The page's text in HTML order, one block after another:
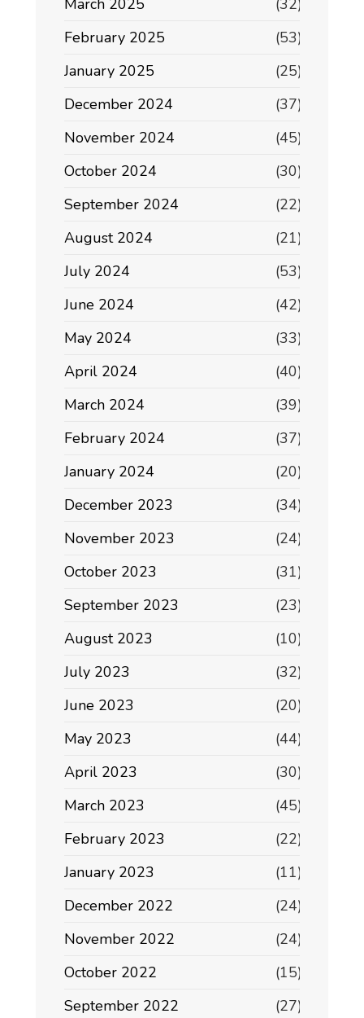
March 2025
(32)
February 2025
(53)
January 2025
(25)
December 2024
(37)
November 2024
(45)
October 2024
(30)
September 2024
(22)
August 2024
(21)
July 2024
(53)
June 2024
(42)
May 2024
(33)
April 2024
(40)
March 2024
(39)
February 2024
(37)
January 2024
(20)
December 2023
(34)
November 2023
(24)
October 2023
(31)
September 2023
(23)
August 2023
(10)
July 2023
(32)
June 2023
(20)
May 2023
(44)
April 2023
(30)
March 2023
(45)
February 2023
(22)
January 2023
(11)
December 2022
(24)
November 2022
(24)
October 2022
(15)
September 2022
(27)